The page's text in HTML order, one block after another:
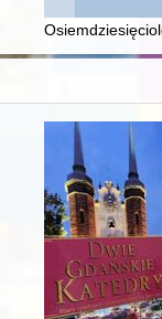
nauczycielu szkół
wczesnego okresu